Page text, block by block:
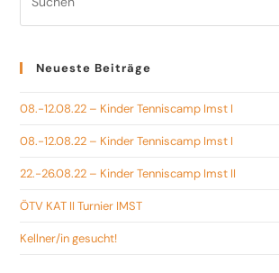
Neueste Beiträge
08.-12.08.22 – Kinder Tenniscamp Imst I
08.-12.08.22 – Kinder Tenniscamp Imst I
22.-26.08.22 – Kinder Tenniscamp Imst II
ÖTV KAT II Turnier IMST
Kellner/in gesucht!